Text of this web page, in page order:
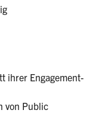
ihrer Engagement-
von Public